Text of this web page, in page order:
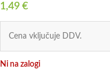
1,49 €
Cena vključuje DDV.
Ni na zalogi